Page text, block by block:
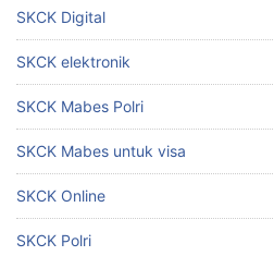
SKCK Digital
SKCK elektronik
SKCK Mabes Polri
SKCK Mabes untuk visa
SKCK Online
SKCK Polri